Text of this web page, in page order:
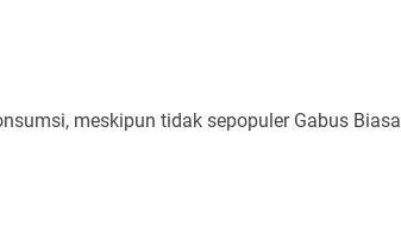
meskipun tidak sepopuler Gabus Biasa